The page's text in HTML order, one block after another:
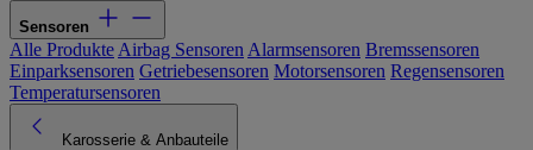
Sensoren
Alle Produkte Airbag Sensoren Alarmsensoren Bremssensoren
Einparksensoren Getriebesensoren Motorsensoren Regensensoren
Temperatursensoren
Karosserie & Anbauteile